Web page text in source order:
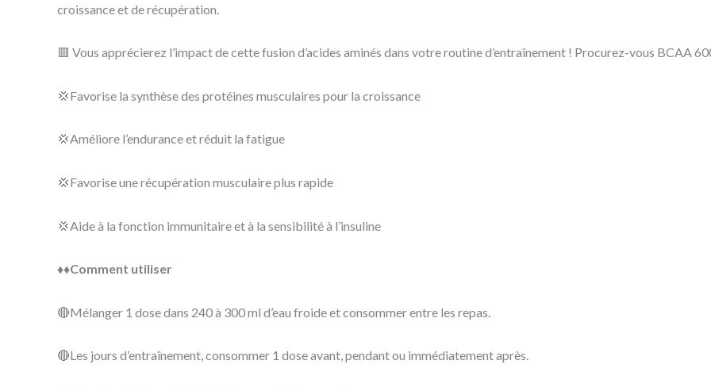
croissance et de récupération.
🟥 Vous apprécierez l’impact de cette fusion d’acides aminés dans votre routine d’entraînement ! Procurez-vous BCAA
💢Favorise la synthèse des protéines musculaires pour la croissance
💢Améliore l’endurance et réduit la fatigue
💢Favorise une récupération musculaire plus rapide
💢Aide à la fonction immunitaire et à la sensibilité à l’insuline
♦️♦️Comment utiliser
🔴Mélanger 1 dose dans 240 à 300 ml d’eau froide et consommer entre les repas.
🔴Les jours d’entraînement, consommer 1 dose avant, pendant ou immédiatement après.